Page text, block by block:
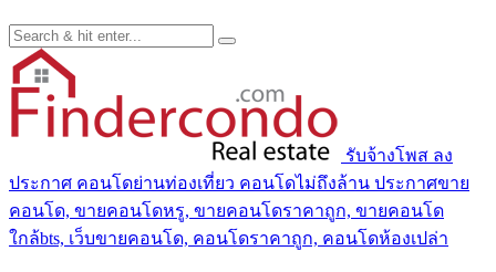
รับจ้างโพส ลง
ประกาศ คอนโดย่านท่องเที่ยว คอนโดไม่ถึงล้าน ประกาศขาย
คอนโด, ขายคอนโดหรู, ขายคอนโดราคาถูก, ขายคอนโด
ใกล้bts, เว็บขายคอนโด, คอนโดราคาถูก, คอนโดห้องเปล่า